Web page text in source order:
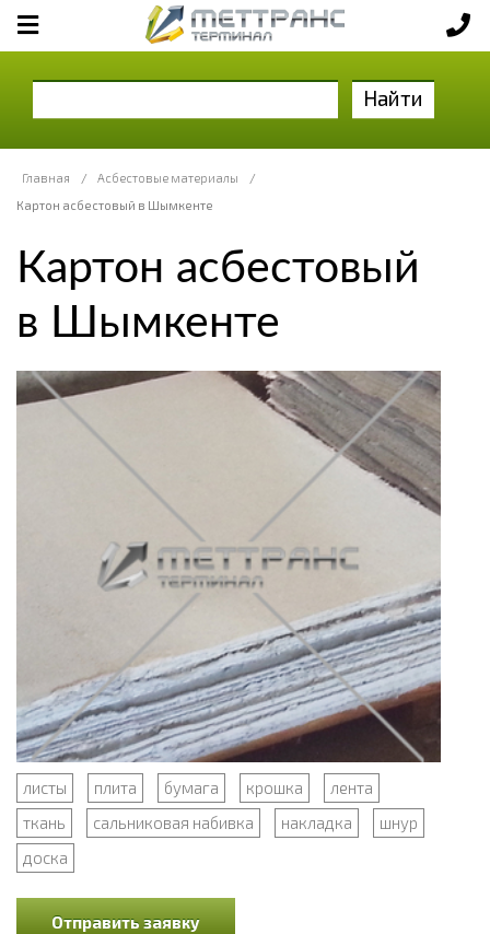
Найти
Главная / Асбестовые материалы
/
Картон асбестовый в Шымкенте
Картон асбестовый
в Шымкенте
листы плита бумага крошка
лента
ткань
сальниковая набивка накладка
шнур
доска
Отправить заявку